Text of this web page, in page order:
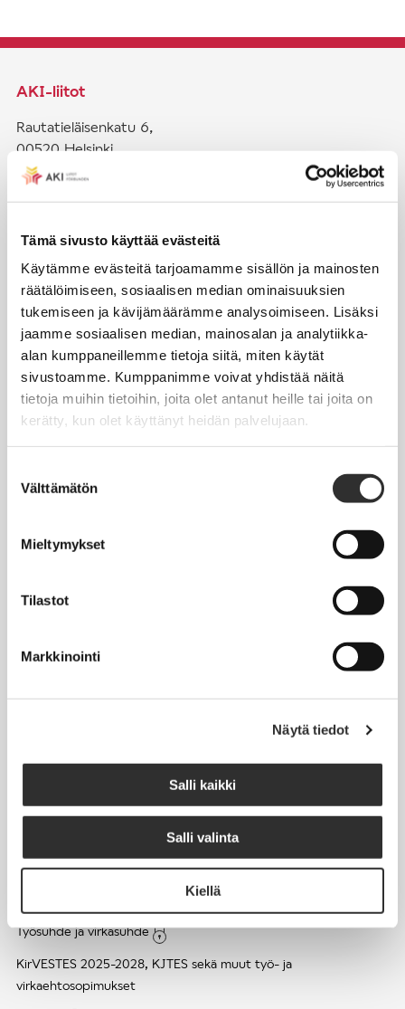
Tämä sivusto käyttää evästeitä
Käytämme evästeitä tarjoamamme sisällön ja mainosten
räätälöimiseen, sosiaalisen median ominaisuuksien
tukemiseen ja kävijämäärämme analysoimiseen. Lisäksi
jaamme sosiaalisen median, mainosalan ja analytiikka-
alan kumppaneillemme tietoja siitä, miten käytät
sivustoamme. Kumppanimme voivat yhdistää näitä
tietoja muihin tietoihin, joita olet antanut heille tai joita on
kerätty, kun olet käyttänyt heidän palvelujaan.
valinta
Välttämätön
Mieltymykset
Tilastot
Markkinointi
Näytä tiedot
Salli kaikki
Salli valinta
Kiellä
AKI-liitot
Rautatieläisenkatu 6,
00520 Helsinki
puh. (09) 4270 1503
Seuraa meitä somessa:
JÄSENYYS
Henkilöjäsenyys
Jäsenmaksujen työnantajaperintä
Matkalaskut
Tapahtumakalenteri
JOBI
TYÖELÄMÄOPAS
Työsuhde ja virkasuhde
KirVESTES 2025-2028, KJTES sekä muut työ- ja
virkaehtosopimukset